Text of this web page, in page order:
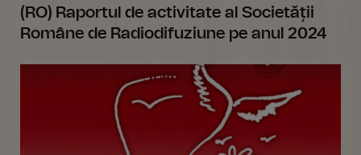
(RO) Raportul de activitate al Societății
Române de Radiodifuziune pe anul 2024